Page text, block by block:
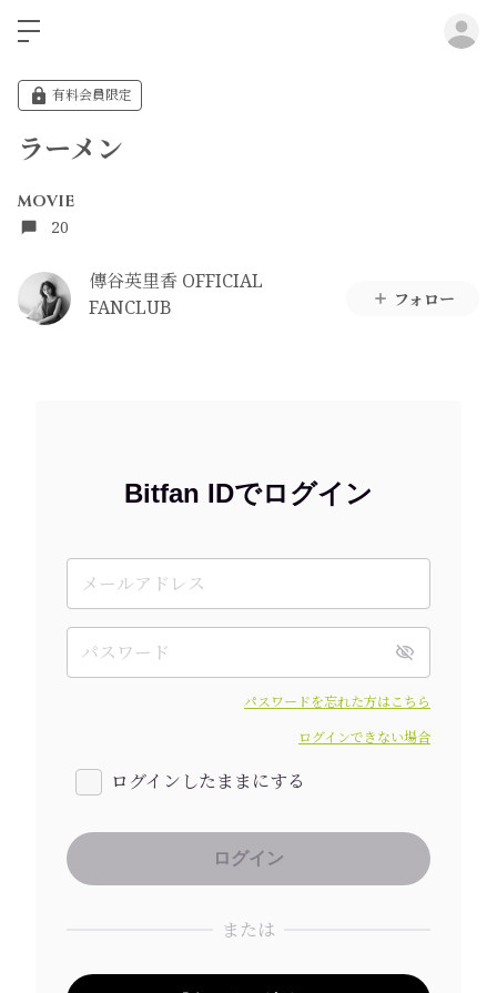
有料会員限定
ラーメン
MOVIE
20
傳谷英里香 OFFICIAL
FANCLUB
フォロー
Bitfan IDでログイン
パスワードを忘れた方はこちら
ログインできない場合
ログインしたままにする
または